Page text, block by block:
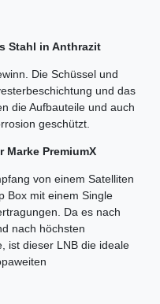
Stahl in Anthrazit
Die Schüssel und
und das
die Aufbauteile und auch
geschützt.
PremiumX
von einem Satelliten
Box mit einem Single
Da es nach
nach höchsten
ist dieser LNB die ideale